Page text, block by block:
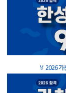
🏅 2026 가